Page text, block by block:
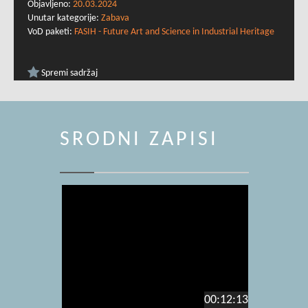
Objavljeno: 20.03.2024
Unutar kategorije: Zabava
VoD paketi: FASIH - Future Art and Science in Industrial Heritage
Spremi sadržaj
SRODNI ZAPISI
00:12:13